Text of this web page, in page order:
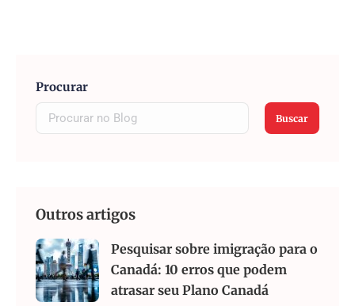
Procurar
Buscar
Outros artigos
Pesquisar sobre imigração para o
Canadá: 10 erros que podem
atrasar seu Plano Canadá